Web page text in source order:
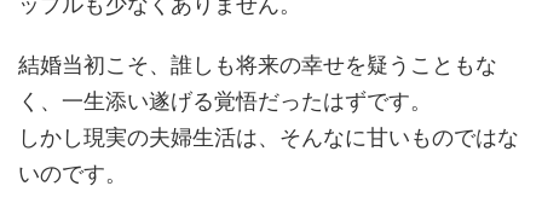
結婚当初こそ、誰しも将来の幸せを疑うこともな
く、一生添い遂げる覚悟だったはずです。
しかし現実の夫婦生活は、そんなに甘いものではな
いのです。